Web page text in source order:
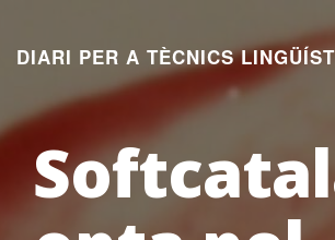
contingut
DIARI PER A TÈCNICS